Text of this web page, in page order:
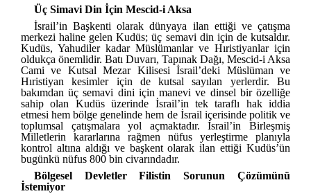
Üç Simavi Din İçin Mescid-i Aksa
İsrail’in Başkenti olarak dünyaya ilan ettiği ve çatışma
merkezi haline gelen Kudüs; üç semavi din için de kutsaldır.
Kudüs, Yahudiler kadar Müslümanlar ve Hıristiyanlar için
oldukça önemlidir. Batı Duvarı, Tapınak Dağı, Mescid-i Aksa
Cami ve Kutsal Mezar Kilisesi İsrail’deki Müslüman ve
Hıristiyan kesimler için de kutsal sayılan yerlerdir. Bu
bakımdan üç semavi dini için manevi ve dinsel bir özelliğe
sahip olan Kudüs üzerinde İsrail’in tek taraflı hak iddia
etmesi hem bölge genelinde hem de İsrail içerisinde politik ve
toplumsal çatışmalara yol açmaktadır. İsrail’in Birleşmiş
Milletlerin kararlarına rağmen nüfus yerleştirme planıyla
kontrol altına aldığı ve başkent olarak ilan ettiği Kudüs’ün
bugünkü nüfus 800 bin civarındadır.
Bölgesel Devletler Filistin Sorunun Çözümünü
İstemiyor